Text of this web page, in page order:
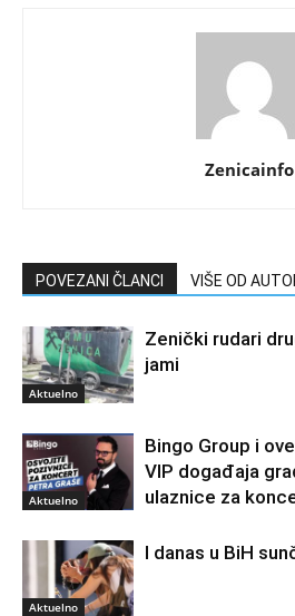
Zenicainfo
POVEZANI ČLANCI VIŠE OD
Aktuelno
Zenički rudari
jami
Aktuelno
Bingo Group i
VIP događaja
ulaznice za
Aktuelno
I danas u BiH